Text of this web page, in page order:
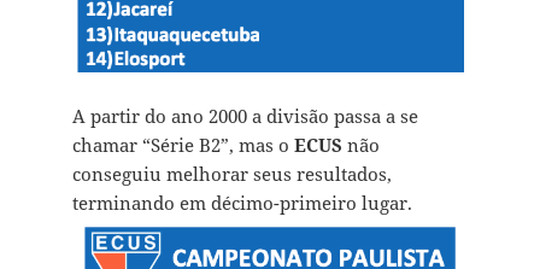
A partir do ano 2000 a divisão passa a se
chamar “Série B2”, mas o ECUS não
conseguiu melhorar seus resultados,
terminando em décimo-primeiro lugar.